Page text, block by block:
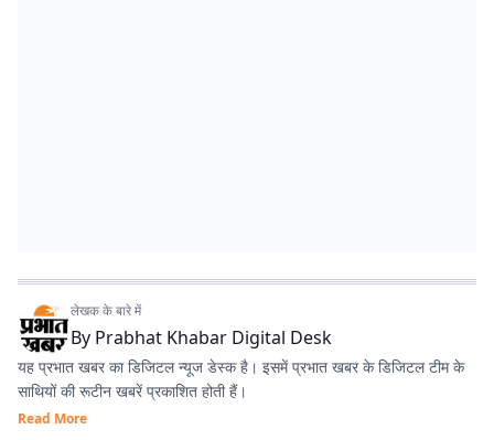
लेखक के बारे में
By Prabhat Khabar Digital Desk
यह प्रभात खबर का डिजिटल न्यूज डेस्क है। इसमें प्रभात खबर के डिजिटल टीम के
साथियों की रूटीन खबरें प्रकाशित होती हैं।
Read More